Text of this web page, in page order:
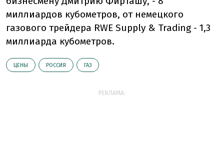
миллиардов кубометров, от немецкого
газового трейдера RWE Supply & Trading - 1,3
миллиарда кубометров.
ЦЕНЫ РОССИЯ ГАЗ
РЕКЛАМА: